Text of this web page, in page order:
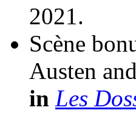
2021.
Scène
Austen
in Les